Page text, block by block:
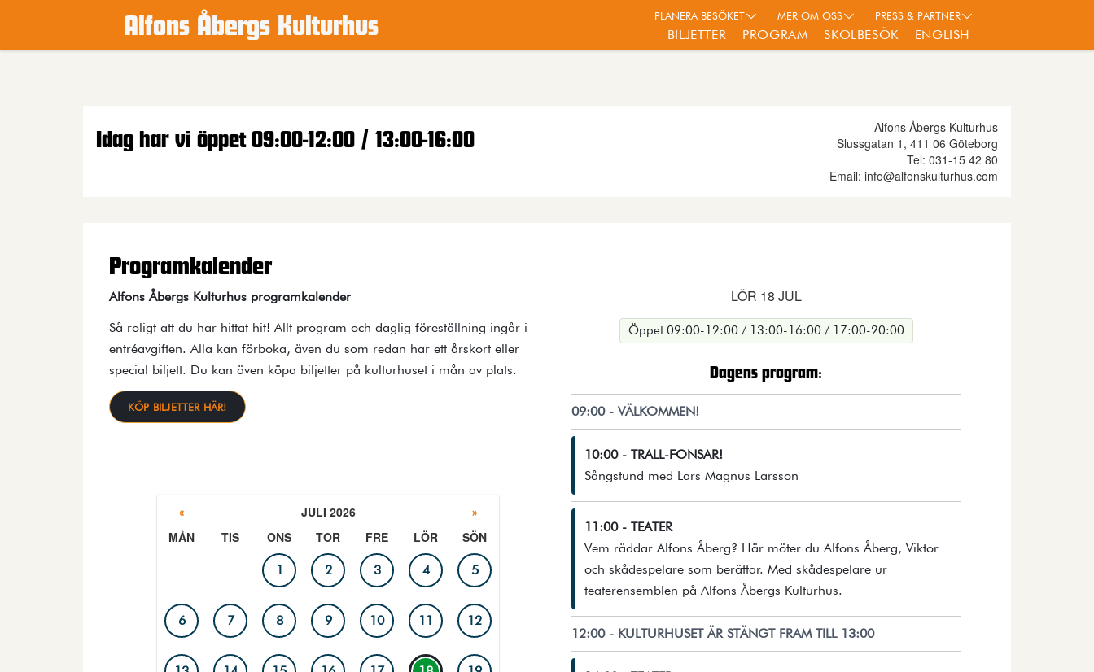
Alfons Åbergs Kulturhus BILJETTER PROGRAM SKOLBESÖK ENGLISH
PLANERA BESÖKET MER OM OSS PRESS & PARTNER
Idag har vi öppet 09:00-12:00 / 13:00-16:00
Alfons Åbergs Kulturhus
Slussgatan 1, 411 06 Göteborg
Tel: 031-15 42 80
Email: info@alfonskulturhus.com
Programkalender
Alfons Åbergs Kulturhus programkalender
Så roligt att du har hittat hit! Allt program och daglig föreställning ingår i
entréavgiften. Alla kan förboka, även du som redan har ett årskort eller
special biljett. Du kan även köpa biljetter på kulturhuset i mån av plats.
KÖP BILJETTER HÄR!
PROGRAMKALENDER
« JULI 2026 »
MÅN TIS ONS TOR FRE LÖR SÖN
1 2 3 4 5
6 7 8 9 10 11 12
LÖR 18 JUL
Öppet 09:00-12:00 / 13:00-16:00 / 17:00-20:00
Dagens program:
09:00 - VÄLKOMMEN!
10:00 - TRALL-FONSAR!
Sångstund med Lars Magnus Larsson
11:00 - TEATER
Vem räddar Alfons Åberg? Här möter du Alfons Åberg, Viktor
och skådespelare som berättar. Med skådespelare ur
teaterensemblen på Alfons Åbergs Kulturhus.
12:00 - KULTURHUSET ÄR STÄNGT FRAM TILL 13:00